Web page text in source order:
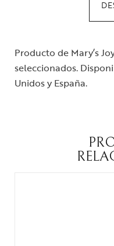
Producto de Mary’s
seleccionados.
Unidos y España.